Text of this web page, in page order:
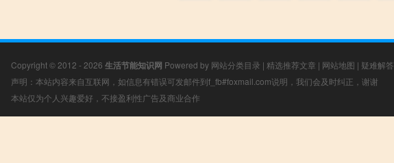
Copyright © 2012 - 2026 生活节能知识网 Powered by 网站分类目录 | 精选推荐文章 | 网站地图 | 疑难解答
声明：本站内容来自互联网，如信息有错误可发邮件到f_fb#foxmail.com说明，我们会及时纠正，谢谢
本站仅为个人兴趣爱好，不接盈利性广告及商业合作